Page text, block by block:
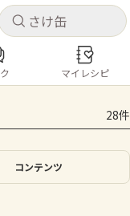
キャ
できます
キャ
コンテンツ
もろこし
ピーマン
マイレシピ
28件
コンテンツ